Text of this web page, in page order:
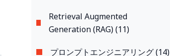
Retrieval Augmented
Generation (RAG) (11)
プロンプトエンジニアリング (14)